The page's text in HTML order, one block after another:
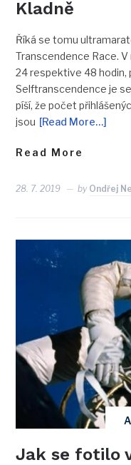
Kladně
Říká se tomu
Transcendence Race.
24 respektive 48 hodin,
Selftranscendence je
píší, že počet
jsou [Read More…]
Read More
28. 7. 2019 by Ondřej
Jak se fotilo